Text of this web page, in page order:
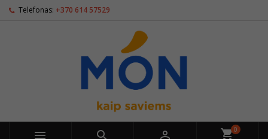
Telefonas: +370 614 57529
   0